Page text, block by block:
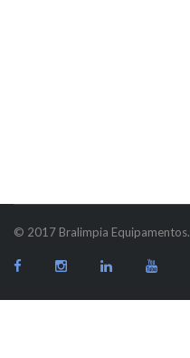
© 2017 Bralimpia Equipamentos.